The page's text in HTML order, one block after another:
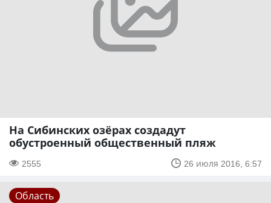
На Сибинских озёрах создадут
обустроенный общественный пляж
2555 26 июля 2016, 6:57
Область